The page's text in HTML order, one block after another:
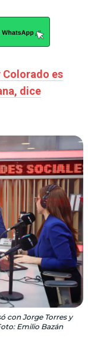
Colorado es
dice
con Jorge Torres y
Emilio Bazán